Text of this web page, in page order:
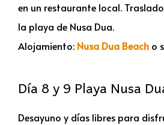
en un restaurante local.
la playa de Nusa Dua.
Alojamiento: Nusa Dua Beach o
Día 8 y 9 Playa Nusa
Desayuno y días libres para